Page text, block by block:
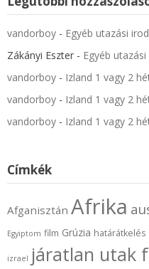
vandorboy - Egyéb utazási
Zákányi Eszter - Egyéb
vandorboy - Izland 1 vagy 2
vandorboy - Izland 1 vagy 2
vandorboy - Izland 1 vagy 2
Címkék
Afganisztán Afrika
Egyiptom film Grúzia határátkelés
izrael járatlan utak